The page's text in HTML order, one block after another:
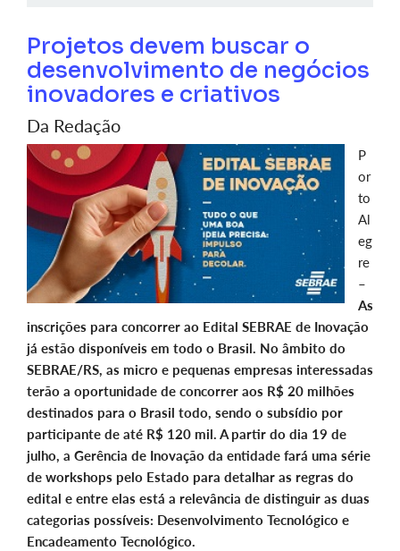
Projetos devem buscar o
desenvolvimento de negócios
inovadores e criativos
Da Redação
P
or
to
Al
eg
re
–
As
inscrições para concorrer ao Edital SEBRAE de Inovação
já estão disponíveis em todo o Brasil. No âmbito do
SEBRAE/RS, as micro e pequenas empresas interessadas
terão a oportunidade de concorrer aos R$ 20 milhões
destinados para o Brasil todo, sendo o subsídio por
participante de até R$ 120 mil. A partir do dia 19 de
julho, a Gerência de Inovação da entidade fará uma série
de workshops pelo Estado para detalhar as regras do
edital e entre elas está a relevância de distinguir as duas
categorias possíveis: Desenvolvimento Tecnológico e
Encadeamento Tecnológico.